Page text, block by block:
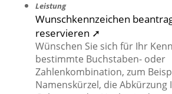
Leistung
Wunschkennzeichen
reservieren ➚
Wünschen Sie sich für Ihr
bestimmte Buchstaben- oder
Zahlenkombination, zum
Namenskürzel, die Abkürzung